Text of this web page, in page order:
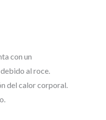
con un
al roce.
del calor corporal.